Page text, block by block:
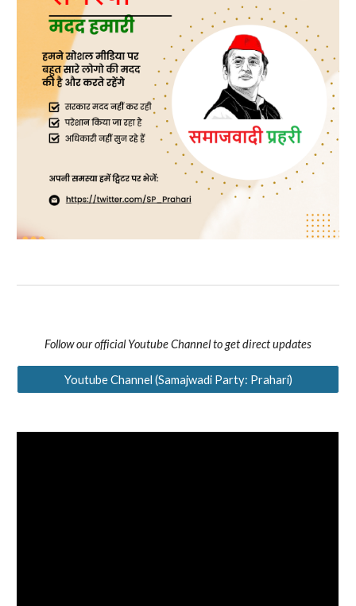
Follow our official Youtube Channel to get direct updates
Youtube Channel (Samajwadi Party: Prahari)